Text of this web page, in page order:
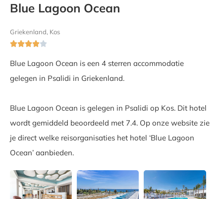
Blue Lagoon Ocean
Griekenland, Kos

Blue Lagoon Ocean is een 4 sterren accommodatie
gelegen in Psalidi in Griekenland.
Blue Lagoon Ocean is gelegen in Psalidi op Kos. Dit hotel
wordt gemiddeld beoordeeld met 7.4. Op onze website zie
je direct welke reisorganisaties het hotel ‘Blue Lagoon
Ocean’ aanbieden.